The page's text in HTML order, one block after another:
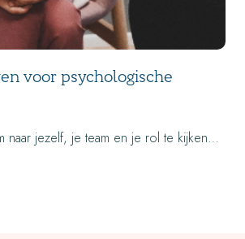
voor psychologische
naar jezelf, je team en je rol te kijken…